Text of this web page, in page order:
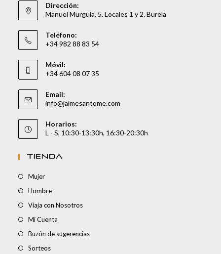
Dirección:
Manuel Murguía, 5. Locales 1 y 2. Burela
Teléfono:
+34 982 88 83 54
Móvil:
+34 604 08 07 35
Email:
info@jaimesantome.com
Horarios:
L - S, 10:30-13:30h, 16:30-20:30h
TIENDA
Mujer
Hombre
Viaja con Nosotros
Mi Cuenta
Buzón de sugerencias
Sorteos